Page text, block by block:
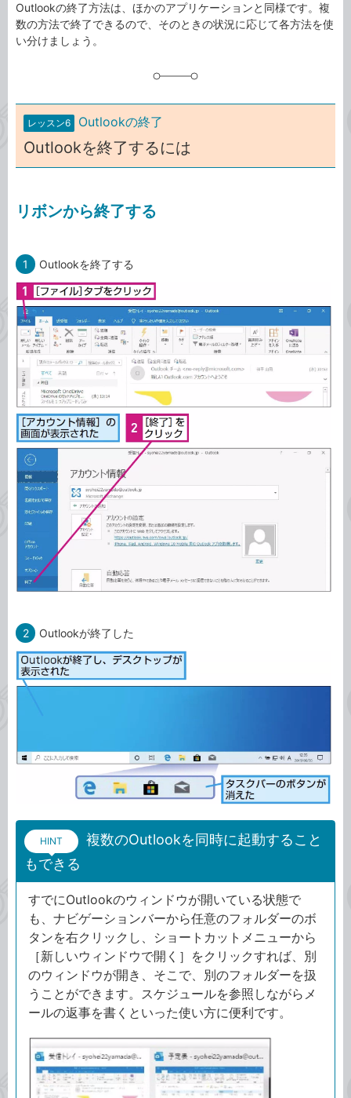
Outlookの終了方法は、ほかのアプリケーションと同様です。複
数の方法で終了できるので、そのときの状況に応じて各方法を使
い分けましょう。
レッスン6 Outlookの終了
Outlookを終了するには
リボンから終了する
1 Outlookを終了する
2 Outlookが終了した
HINT
複数のOutlookを同時に起動すること
もできる
すでにOutlookのウィンドウが開いている状態で
も、ナビゲーションバーから任意のフォルダーのボ
タンを右クリックし、ショートカットメニューから
［新しいウィンドウで開く］をクリックすれば、別
のウィンドウが開き、そこで、別のフォルダーを扱
うことができます。スケジュールを参照しながらメ
ールの返事を書くといった使い方に便利です。